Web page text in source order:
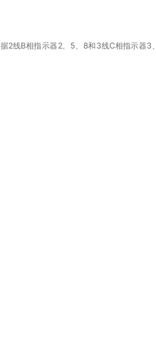
2线B相指示器2、5、8和3线C相指示器3